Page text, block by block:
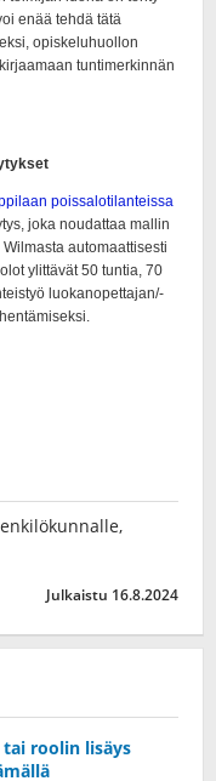
Julkaistu 16.8.2024
roolin lisäys